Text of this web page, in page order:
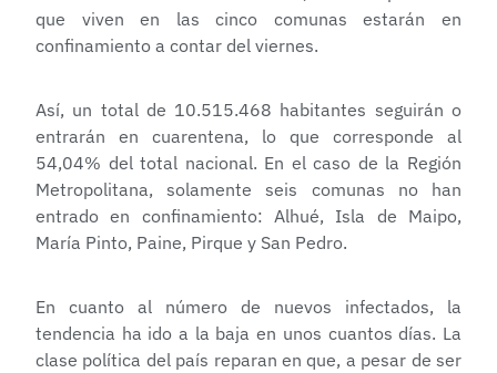
que viven en las cinco comunas estarán en
confinamiento a contar del viernes.
Así, un total de 10.515.468 habitantes seguirán o
entrarán en cuarentena, lo que corresponde al
54,04% del total nacional. En el caso de la Región
Metropolitana, solamente seis comunas no han
entrado en confinamiento: Alhué, Isla de Maipo,
María Pinto, Paine, Pirque y San Pedro.
En cuanto al número de nuevos infectados, la
tendencia ha ido a la baja en unos cuantos días. La
clase política del país reparan en que, a pesar de ser